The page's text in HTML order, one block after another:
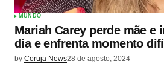
MUNDO
Mariah Carey perde mãe e
dia e enfrenta momento
by Coruja News28 de agosto, 2024